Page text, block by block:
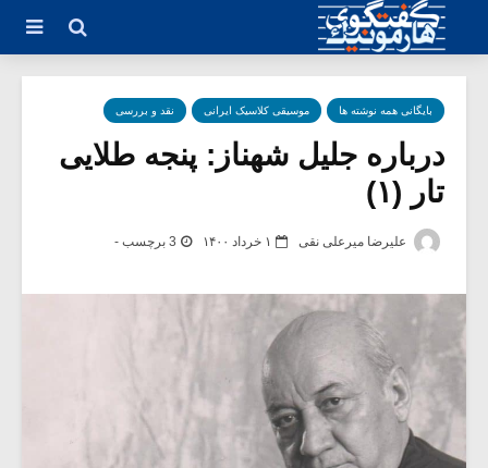
بایگانی همه نوشته ها موسیقی کلاسیک ایرانی نقد و بررسی
درباره جلیل شهناز: پنجه طلایى
تار (۱)
علیرضا میرعلی نقی ۱ خرداد ۱۴۰۰ 3 برچسب -